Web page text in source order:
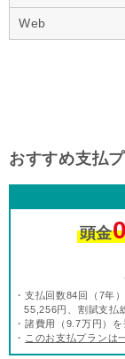
Web
おすすめ支払
頭金
・支払回数84回（7年
55,256円、割賦支払
・諸費用（9.7万円）
・ このお支払プランは